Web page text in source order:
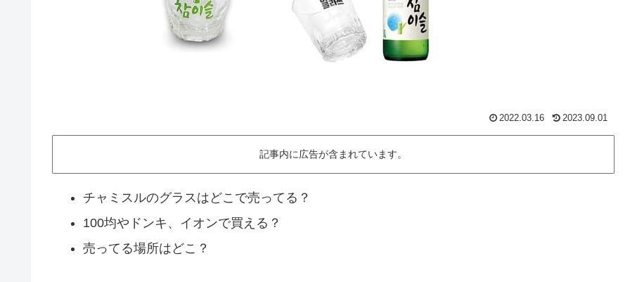
2022.03.16 2023.09.01
記事内に広告が含まれています。
チャミスルのグラスはどこで売ってる？
100均やドンキ、イオンで買える？
売ってる場所はどこ？